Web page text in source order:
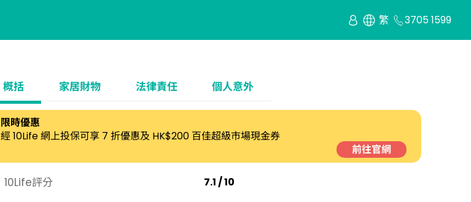
繁 3705 1599
概括 家居財物 法律責任 個人意外
限時優惠
經 10Life 網上投保可享 7 折優惠及 HK$200 百佳超級市場現金券
前往官網
10Life評分 7.1 / 10